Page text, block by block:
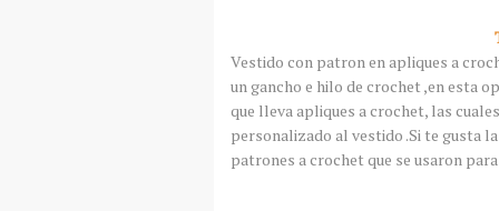
Vestido con patron en apliques a
un gancho e hilo de crochet ,en esta
que lleva apliques a crochet, las
personalizado al vestido .Si te gusta
patrones a crochet que se usaron